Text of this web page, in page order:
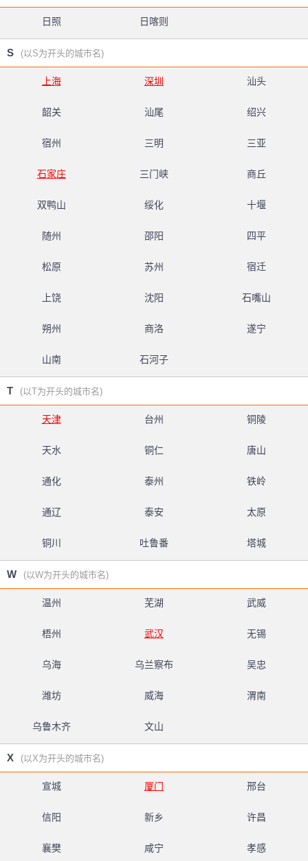
日照 日喀则
S (以S为开头的城市名)
上海 深圳 汕头
韶关 汕尾 绍兴
宿州 三明 三亚
石家庄 三门峡 商丘
双鸭山 绥化 十堰
随州 邵阳 四平
松原 苏州 宿迁
上饶 沈阳 石嘴山
朔州 商洛 遂宁
山南 石河子
T (以T为开头的城市名)
天津 台州 铜陵
天水 铜仁 唐山
通化 泰州 铁岭
通辽 泰安 太原
铜川 吐鲁番 塔城
W (以W为开头的城市名)
温州 芜湖 武威
梧州 武汉 无锡
乌海 乌兰察布 吴忠
潍坊 威海 渭南
乌鲁木齐 文山
X (以X为开头的城市名)
宣城 厦门 邢台
信阳 新乡 许昌
襄樊 咸宁 孝感